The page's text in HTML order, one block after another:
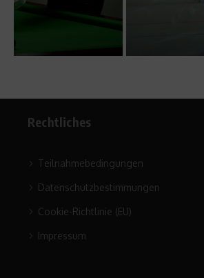
Rechtliches
Teilnahmebedingungen
Datenschutzbestimmungen
Cookie-Richtlinie (EU)
Impressum